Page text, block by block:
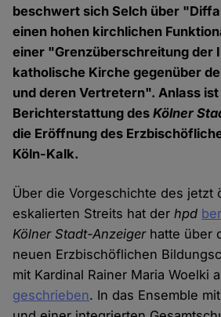
beschwert sich Selch über
einen hohen kirchlichen
einer "Grenzüberschreitung der
katholische Kirche gegenüber
und deren Vertretern". Anlass ist
Berichterstattung desKölner
die Eröffnung des
Köln-Kalk.
Über die Vorgeschichte des jetzt
eskalierten Streits hat derhpd
Kölner Stadt-Anzeigerhatte über
neuen Erzbischöflichen
mit Kardinal Rainer Maria Woelki
geschrieben. In das Ensemble